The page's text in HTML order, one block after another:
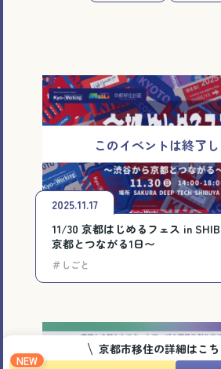
京都市移住の詳細はこ
NEW
11/30 京都はじめるフェス in
京都とつながる1日〜
＃しごと
2025.11.17